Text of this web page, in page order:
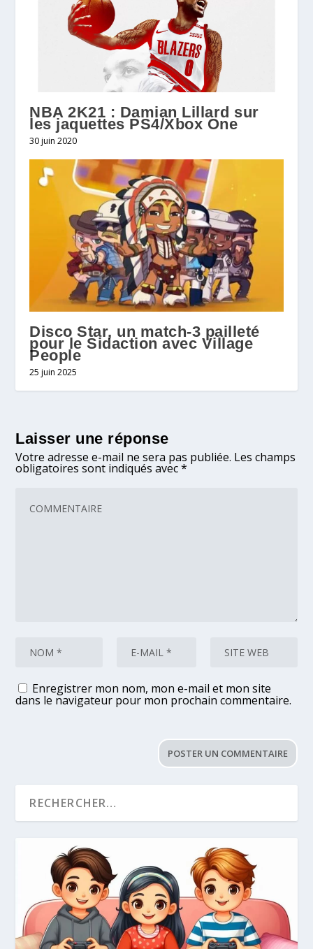
NBA 2K21 : Damian Lillard sur
les jaquettes PS4/Xbox One
30 juin 2020
Disco Star, un match-3 pailleté
pour le Sidaction avec Village
People
25 juin 2025
Laisser une réponse
Votre adresse e-mail ne sera pas publiée. Les champs
obligatoires sont indiqués avec*
Enregistrer mon nom, mon e-mail et mon site
dans le navigateur pour mon prochain commentaire.